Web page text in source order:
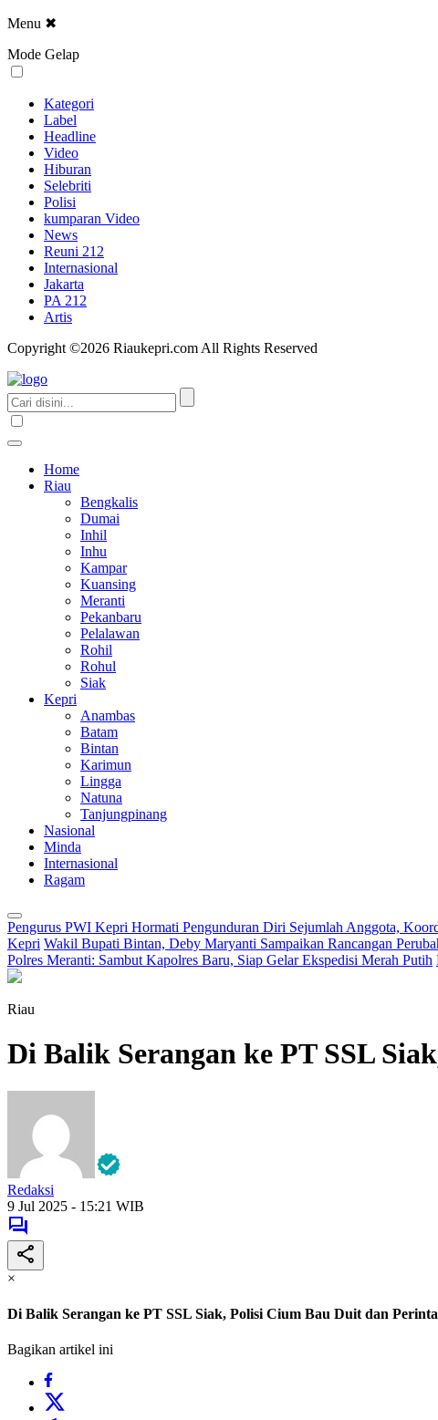
Menu ✖
Mode Gelap
Kategori
Label
Headline
Video
Hiburan
Selebriti
Polisi
kumparan Video
News
Reuni 212
Internasional
Jakarta
PA 212
Artis
Copyright ©2026 Riaukepri.com All Rights Reserved
Home
Riau
Bengkalis
Dumai
Inhil
Inhu
Kampar
Kuansing
Meranti
Pekanbaru
Pelalawan
Rohil
Rohul
Siak
Kepri
Anambas
Batam
Bintan
Karimun
Lingga
Natuna
Tanjungpinang
Nasional
Minda
Internasional
Ragam
Pengurus PWI Kepri Hormati Pengunduran Diri Sejumlah Anggota,
Kepri Wakil Bupati Bintan, Deby Maryanti Sampaikan Rancangan
Polres Meranti: Sambut Kapolres Baru, Siap Gelar Ekspedisi Merah Putih
Riau
Di Balik Serangan ke PT SSL
Redaksi
9 Jul 2025 - 15:21 WIB
×
Di Balik Serangan ke PT SSL Siak, Polisi Cium Bau Duit dan
Bagikan artikel ini